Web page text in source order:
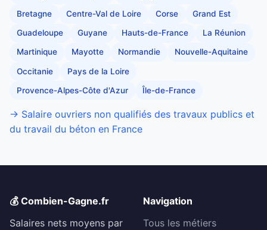
Bretagne Centre-Val de Loire Corse Grand Est
Guadeloupe Guyane Hauts-de-France La Réunion
Martinique Mayotte Normandie Nouvelle-Aquitaine
Occitanie Pays de la Loire
Provence-Alpes-Côte d'Azur Île-de-France
→ Salaire ouvriers non qualifiés des travaux publics et
du travail du béton en France
💰 Combien-Gagne.fr
Salaires nets moyens par
Navigation
Tous les métiers